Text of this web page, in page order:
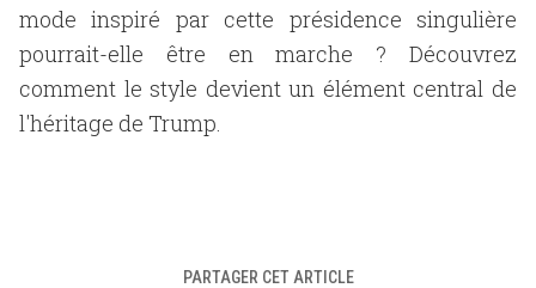
mode inspiré par cette présidence singulière
pourrait-elle être en marche ? Découvrez
comment le style devient un élément central de
l'héritage de Trump.
PARTAGER CET ARTICLE